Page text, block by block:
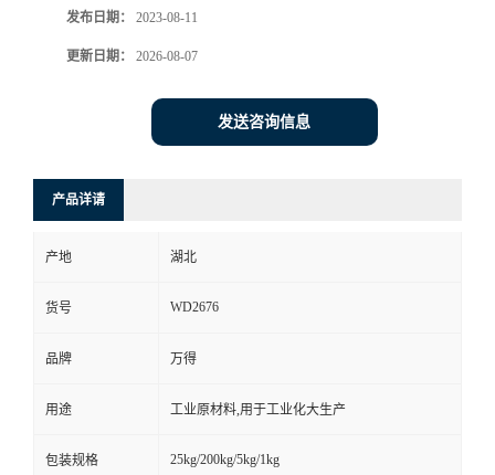
发布日期： 2023-08-11
更新日期： 2026-08-07
发送咨询信息
产品详请
产地 湖北
货号 WD2676
品牌 万得
用途 工业原材料,用于工业化大生产
包装规格 25kg/200kg/5kg/1kg